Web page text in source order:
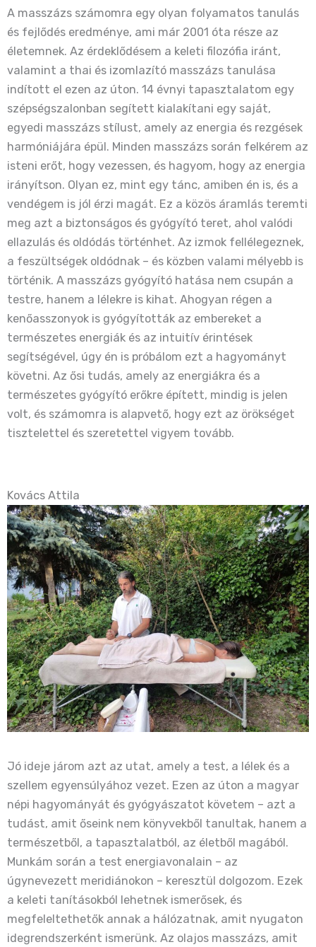
A masszázs számomra egy olyan folyamatos tanulás
és fejlődés eredménye, ami már 2001 óta része az
életemnek. Az érdeklődésem a keleti filozófia iránt,
valamint a thai és izomlazító masszázs tanulása
indított el ezen az úton. 14 évnyi tapasztalatom egy
szépségszalonban segített kialakítani egy saját,
egyedi masszázs stílust, amely az energia és rezgések
harmóniájára épül. Minden masszázs során felkérem az
isteni erőt, hogy vezessen, és hagyom, hogy az energia
irányítson. Olyan ez, mint egy tánc, amiben én is, és a
vendégem is jól érzi magát. Ez a közös áramlás teremti
meg azt a biztonságos és gyógyító teret, ahol valódi
ellazulás és oldódás történhet. Az izmok fellélegeznek,
a feszültségek oldódnak – és közben valami mélyebb is
történik. A masszázs gyógyító hatása nem csupán a
testre, hanem a lélekre is kihat. Ahogyan régen a
kenőasszonyok is gyógyították az embereket a
természetes energiák és az intuitív érintések
segítségével, úgy én is próbálom ezt a hagyományt
követni. Az ősi tudás, amely az energiákra és a
természetes gyógyító erőkre épített, mindig is jelen
volt, és számomra is alapvető, hogy ezt az örökséget
tisztelettel és szeretettel vigyem tovább.
Kovács Attila
Jó ideje járom azt az utat, amely a test, a lélek és a
szellem egyensúlyához vezet. Ezen az úton a magyar
népi hagyományát és gyógyászatot követem – azt a
tudást, amit őseink nem könyvekből tanultak, hanem a
természetből, a tapasztalatból, az életből magából.
Munkám során a test energiavonalain – az
úgynevezett meridiánokon – keresztül dolgozom. Ezek
a keleti tanításokból lehetnek ismerősek, és
megfeleltethetők annak a hálózatnak, amit nyugaton
idegrendszerként ismerünk. Az olajos masszázs, amit